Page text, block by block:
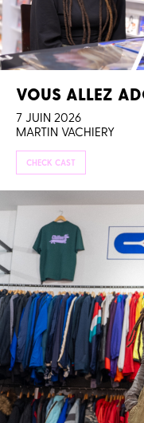
VOUS ALLEZ
7 JUIN 2026
MARTIN VACHIERY
CHECK CAST